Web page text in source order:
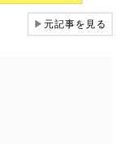
▶元記事を見る